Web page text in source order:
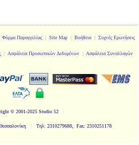
Φόρμα Παραγγελίας| Site Map| Βοήθεια| Συχνές Ερωτήσεις
| Ασφάλεια Προσωπικών Δεδομένων | Ασφάλεια Συναλλαγών
© 2001-2025 Studio 52
| Τηλ: 2310279688, Fax: 2310251178